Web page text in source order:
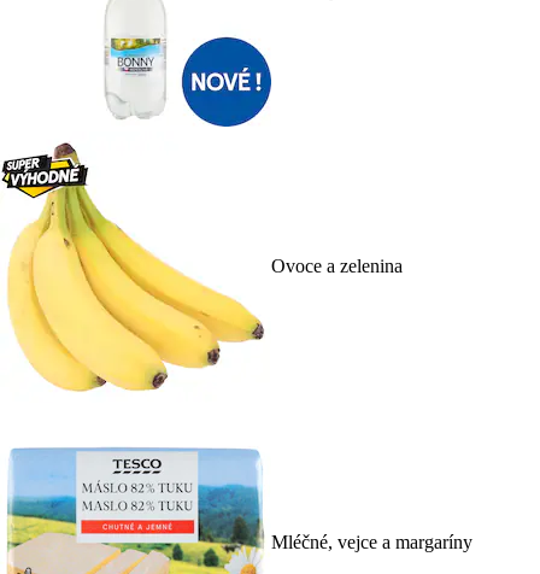
Ovoce a zelenina
Mléčné, vejce a margaríny